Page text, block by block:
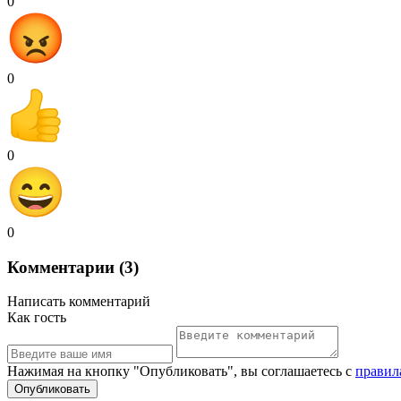
0
0
0
Комментарии (3)
Написать комментарий
Как гость
Нажимая на кнопку "Опубликовать", вы соглашаетесь с